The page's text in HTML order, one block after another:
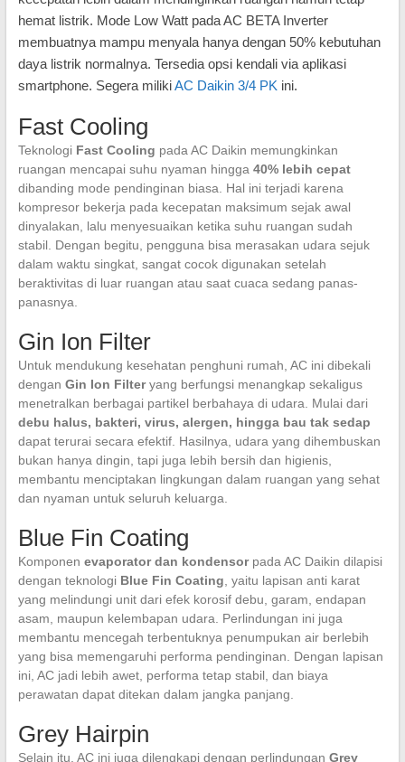
hemat listrik. Mode Low Watt pada AC BETA Inverter
membuatnya mampu menyala hanya dengan 50% kebutuhan
daya listrik normalnya. Tersedia opsi kendali via aplikasi
smartphone. Segera milikiAC Daikin 3/4 PKini.
Fast Cooling
Teknologi Fast Cooling pada AC Daikin memungkinkan
ruangan mencapai suhu nyaman hingga 40% lebih cepat
dibanding mode pendinginan biasa. Hal ini terjadi karena
kompresor bekerja pada kecepatan maksimum sejak awal
dinyalakan, lalu menyesuaikan ketika suhu ruangan sudah
stabil. Dengan begitu, pengguna bisa merasakan udara sejuk
dalam waktu singkat, sangat cocok digunakan setelah
beraktivitas di luar ruangan atau saat cuaca sedang panas-
panasnya.
Gin Ion Filter
Untuk mendukung kesehatan penghuni rumah, AC ini dibekali
dengan Gin Ion Filteryang berfungsi menangkap sekaligus
menetralkan berbagai partikel berbahaya di udara. Mulai dari
debu halus, bakteri, virus, alergen, hingga bau tak sedap
dapat terurai secara efektif. Hasilnya, udara yang dihembuskan
bukan hanya dingin, tapi juga lebih bersih dan higienis,
membantu menciptakan lingkungan dalam ruangan yang sehat
dan nyaman untuk seluruh keluarga.
Blue Fin Coating
Komponen evaporator dan kondensorpada AC Daikin dilapisi
dengan teknologi Blue Fin Coating, yaitu lapisan anti karat
yang melindungi unit dari efek korosif debu, garam, endapan
asam, maupun kelembapan udara. Perlindungan ini juga
membantu mencegah terbentuknya penumpukan air berlebih
yang bisa memengaruhi performa pendinginan. Dengan lapisan
ini, AC jadi lebih awet, performa tetap stabil, dan biaya
perawatan dapat ditekan dalam jangka panjang.
Grey Hairpin
Selain itu, AC ini juga dilengkapi dengan perlindungan Grey